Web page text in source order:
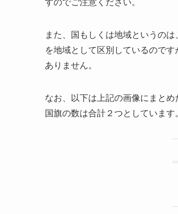
すのでご注意ください。
また、国もしくは地域というの
を地域として区別しているので
ありません。
なお、以下は上記の画像にまと
国旗の数は合計２つとしています